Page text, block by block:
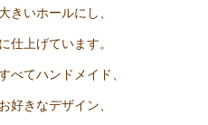
きいホールにし、
仕上げています。
べてハンドメイド、
好きなデザイン、